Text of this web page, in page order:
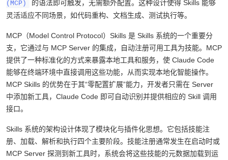
一个独立的工作流单元，用户在调用时只需使用类似 /toolname
(MCP) 的语法即可触发，无需额外配置。这种设计使得 Skills 能够
MCP（Model Control Protocol）Skills 是 Skills 系统的一个重要分
支，它通过与 MCP Server 的集成，自动注册可用工具为技能。MCP
提供了一种标准化的方式来暴露本地工具和服务，使 Claude Code
能够在终端环境中直接调用这些功能，从而实现本地化智能操作。
MCP Skills 的优势在于其“零配置扩展”能力，开发者只需在 Server
中添加新工具，Claude Code 即可自动识别并提供相应的 Skill 调用
Skills 系统的架构设计体现了模块化与插件化思想。它包括技能注
册、加载、解析和执行四个主要阶段。技能注册通常发生在启动时或